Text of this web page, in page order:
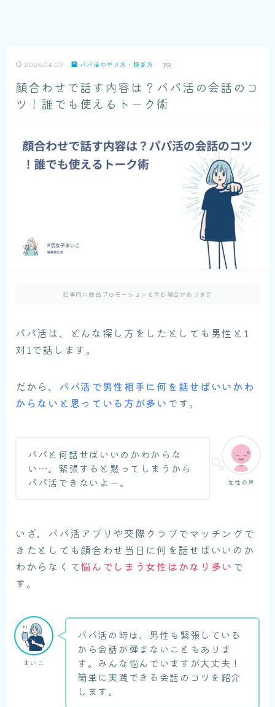
2026.04.03 パパ活のやり方・稼ぎ方 PR
顔合わせで話す内容は？パパ活の会話のコ
ツ！誰でも使えるトーク術
記事内に商品プロモーションを含む場合があります
パパ活は、どんな探し方をしたとしても男性と1
対1で話します。
だから、 パパ活で男性相手に何を話せばいいかわ
からないと思っている方が多い です。
女性の声
パパと何話せばいいのかわからな
い…。緊張すると黙ってしまうから
パパ活できないよー。
いざ、パパ活アプリや交際クラブでマッチングで
きたとしても顔合わせ当日に何を話せばいいのか
わからなくて悩んでしまう女性はかなり多い で
す。
まいこ
パパ活の時は、男性も緊張している
から会話が弾まないこともありま
す。みんな悩んでいますが大丈夫！
簡単に実践できる会話のコツを紹介
します。